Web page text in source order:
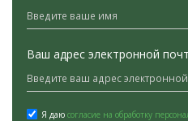
Ваш адрес электронной
Я даю согласие на обработку